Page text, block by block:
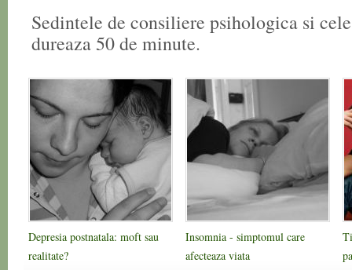
Sedintele de consiliere psihologica si
dureaza 50 de minute.
Depresia postnatala: moft sau
realitate?
Insomnia - simptomul care
afecteaza viata